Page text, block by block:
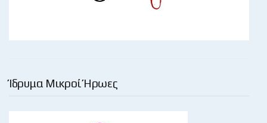
Ίδρυμα Μικροί Ήρωες